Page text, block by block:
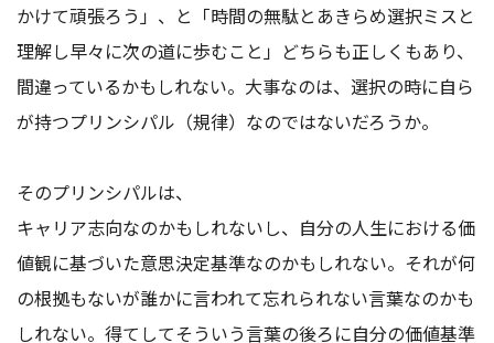
かけて頑張ろう」、と「時間の無駄とあきらめ選択ミスと
理解し早々に次の道に歩むこと」どちらも正しくもあり、
間違っているかもしれない。大事なのは、選択の時に自ら
が持つプリンシパル（規律）なのではないだろうか。
そのプリンシパルは、
キャリア志向なのかもしれないし、自分の人生における価
値観に基づいた意思決定基準なのかもしれない。それが何
の根拠もないが誰かに言われて忘れられない言葉なのかも
しれない。得てしてそういう言葉の後ろに自分の価値基準